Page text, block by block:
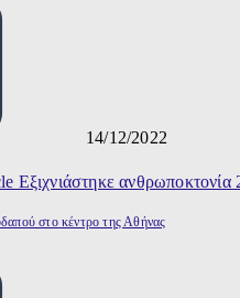
14/12/2022
στο κέντρο της Αθήνας